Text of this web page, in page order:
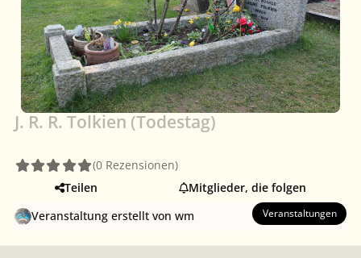
J. R. R. Tolkien (Todestag)
(0 Rezensionen)
Teilen
Mitglieder, die folgen
Veranstaltung erstellt vonwm Veranstaltungen